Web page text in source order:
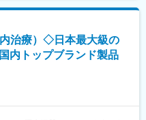
内治療）◇日本最大級の
内トップブランド製品